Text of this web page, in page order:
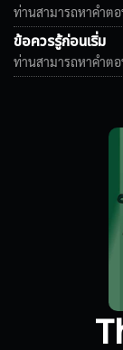
ท่านสามารถหาคำต
ข้อควรรู้ก่อนเริ่ม
ท่านสามารถหาคำต